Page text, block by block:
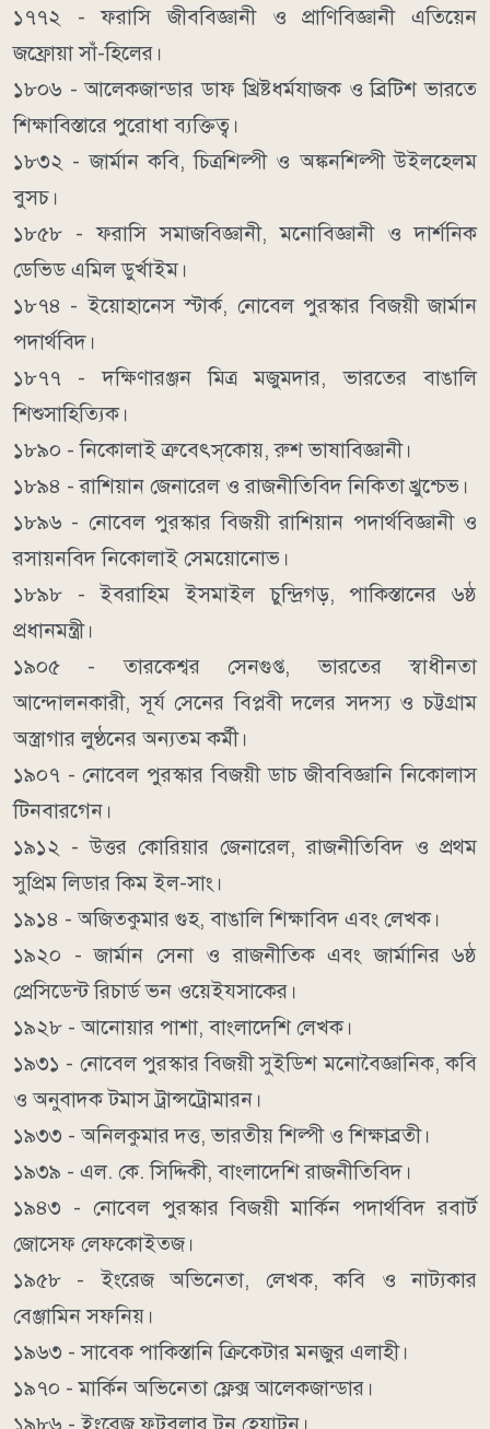
১৭৭২ - ফরাসি জীববিজ্ঞানী ও প্রাণিবিজ্ঞানী এতিয়েন
জফ্রোয়া সাঁ-হিলের।
১৮০৬ - আলেকজান্ডার ডাফ খ্রিষ্টধর্মযাজক ও ব্রিটিশ ভারতে
শিক্ষাবিস্তারে পুরোধা ব্যক্তিত্ব।
১৮৩২ - জার্মান কবি, চিত্রশিল্পী ও অঙ্কনশিল্পী উইলহেলম
বুসচ।
১৮৫৮ - ফরাসি সমাজবিজ্ঞানী, মনোবিজ্ঞানী ও দার্শনিক
ডেভিড এমিল ডুর্খাইম।
১৮৭৪ - ইয়োহানেস স্টার্ক, নোবেল পুরস্কার বিজয়ী জার্মান
পদার্থবিদ।
১৮৭৭ - দক্ষিণারঞ্জন মিত্র মজুমদার, ভারতের বাঙালি
শিশুসাহিত্যিক।
১৮৯০ - নিকোলাই ত্রুবেৎস্‌কোয়, রুশ ভাষাবিজ্ঞানী।
১৮৯৪ - রাশিয়ান জেনারেল ও রাজনীতিবিদ নিকিতা খ্রুশ্চেভ।
১৮৯৬ - নোবেল পুরস্কার বিজয়ী রাশিয়ান পদার্থবিজ্ঞানী ও
রসায়নবিদ নিকোলাই সেময়োনোভ।
১৮৯৮ - ইবরাহিম ইসমাইল চুন্দ্রিগড়, পাকিস্তানের ৬ষ্ঠ
প্রধানমন্ত্রী।
১৯০৫ - তারকেশ্বর সেনগুপ্ত, ভারতের স্বাধীনতা
আন্দোলনকারী, সূর্য সেনের বিপ্লবী দলের সদস্য ও চট্টগ্রাম
অস্ত্রাগার লুণ্ঠনের অন্যতম কর্মী।
১৯০৭ - নোবেল পুরস্কার বিজয়ী ডাচ জীববিজ্ঞানি নিকোলাস
টিনবারগেন।
১৯১২ - উত্তর কোরিয়ার জেনারেল, রাজনীতিবিদ ও প্রথম
সুপ্রিম লিডার কিম ইল-সাং।
১৯১৪ - অজিতকুমার গুহ, বাঙালি শিক্ষাবিদ এবং লেখক।
১৯২০ - জার্মান সেনা ও রাজনীতিক এবং জার্মানির ৬ষ্ঠ
প্রেসিডেন্ট রিচার্ড ভন ওয়েইযসাকের।
১৯২৮ - আনোয়ার পাশা, বাংলাদেশি লেখক।
১৯৩১ - নোবেল পুরস্কার বিজয়ী সুইডিশ মনোবৈজ্ঞানিক, কবি
ও অনুবাদক টমাস ট্রান্সট্রোমারন।
১৯৩৩ - অনিলকুমার দত্ত, ভারতীয় শিল্পী ও শিক্ষাব্রতী।
১৯৩৯ - এল. কে. সিদ্দিকী, বাংলাদেশি রাজনীতিবিদ।
১৯৪৩ - নোবেল পুরস্কার বিজয়ী মার্কিন পদার্থবিদ রবার্ট
জোসেফ লেফকোইতজ।
১৯৫৮ - ইংরেজ অভিনেতা, লেখক, কবি ও নাট্যকার
বেঞ্জামিন সফনিয়।
১৯৬৩ - সাবেক পাকিস্তানি ক্রিকেটার মনজুর এলাহী।
১৯৭০ - মার্কিন অভিনেতা ফ্লেক্স আলেকজান্ডার।